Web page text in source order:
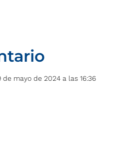
de mayo de 2024 a las 16:36